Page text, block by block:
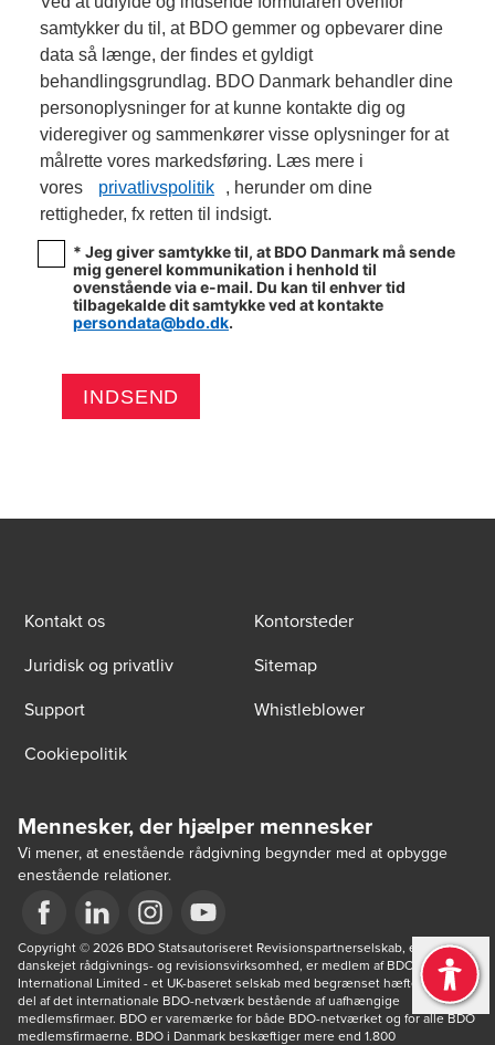
samtykker du til, at BDO gemmer og opbevarer dine
data så længe, der findes et gyldigt
behandlingsgrundlag. BDO Danmark behandler dine
personoplysninger for at kunne kontakte dig og
videregiver og sammenkører visse oplysninger for at
målrette vores markedsføring. Læs mere i
vores
privatlivspolitik
, herunder om dine
rettigheder, fx retten til indsigt.
* Jeg giver samtykke til, at BDO Danmark må sende
mig generel kommunikation i henhold til
ovenstående via e-mail. Du kan til enhver tid
tilbagekalde dit samtykke ved at kontakte
persondata@bdo.dk.
INDSEND
Kontakt os
Kontorsteder
Juridisk og privatliv
Sitemap
Support
Whistleblower
Cookiepolitik
Mennesker, der hjælper mennesker
Vi mener, at enestående rådgivning begynder med at opbygge
enestående relationer.
Opens in a new window/tab
Opens in a new window/tab
Opens in a new window/tab
Opens in a new window/tab
Copyright © 2026 BDO Statsautoriseret Revisionspartnerselskab, en
danskejet rådgivnings- og revisionsvirksomhed, er medlem af BDO
International Limited - et UK-baseret selskab med begrænset hæftelse - og
del af det internationale BDO-netværk bestående af uafhængige
medlemsfirmaer. BDO er varemærke for både BDO-netværket og for alle BDO
medlemsfirmaerne. BDO i Danmark beskæftiger mere end 1.800